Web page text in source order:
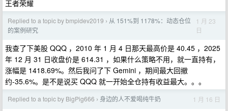
王者荣耀
Replied to a topic by bmpidev2019 › 从 151%到 1178%：动态仓位
的案例研究
1 月 23
日
我查了下美股 QQQ ，2010 年 1 月 4 日那天最高价是 40.45 ，2025
年 12 月 31 日收盘价是 614.31 ，如果什么策略不用，就一直持有，
涨幅是 1418.69%。然后我问了下 Gemini ，期间最大回撤
约-35.6%。是不是说买 QQQ 就一开始全仓持有收益最大。。。
Replied to a topic by BigPig666 › 身边的人不爱喝纯牛奶 1 月 16 日